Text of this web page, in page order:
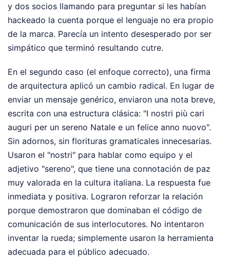
y dos socios llamando para preguntar si les habían
hackeado la cuenta porque el lenguaje no era propio
de la marca. Parecía un intento desesperado por ser
simpático que terminó resultando cutre.
En el segundo caso (el enfoque correcto), una firma
de arquitectura aplicó un cambio radical. En lugar de
enviar un mensaje genérico, enviaron una nota breve,
escrita con una estructura clásica: "I nostri più cari
auguri per un sereno Natale e un felice anno nuovo".
Sin adornos, sin florituras gramaticales innecesarias.
Usaron el "nostri" para hablar como equipo y el
adjetivo "sereno", que tiene una connotación de paz
muy valorada en la cultura italiana. La respuesta fue
inmediata y positiva. Lograron reforzar la relación
porque demostraron que dominaban el código de
comunicación de sus interlocutores. No intentaron
inventar la rueda; simplemente usaron la herramienta
adecuada para el público adecuado.